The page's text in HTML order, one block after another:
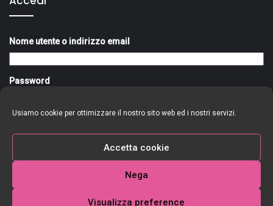
Usiamo cookie per ottimizzare il nostro sito web ed i nostri servizi.
Accetta cookie
Nega
Visualizza preference
Nome utente o indirizzo email
Password
Ricordami